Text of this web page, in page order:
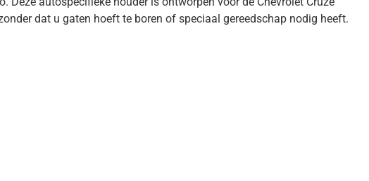
dat u gaten hoeft te boren of speciaal gereedschap nodig heeft.